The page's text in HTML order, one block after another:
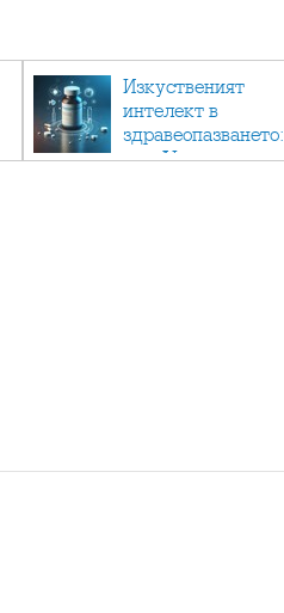
Изкуственият
интелект в
здравеопазването:
как AI променя